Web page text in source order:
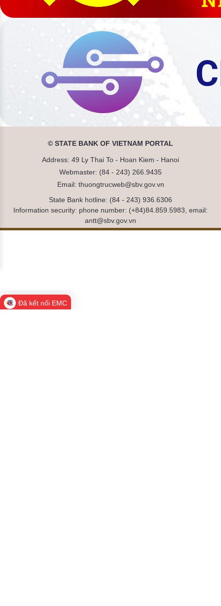
© STATE BANK OF VIETNAM PORTAL
Address: 49 Ly Thai To - Hoan Kiem - Hanoi
Webmaster: (84 - 243) 266.9435
Email: thuongtrucweb@sbv.gov.vn
State Bank hotline: (84 - 243) 936.6306
Information security: phone number: (+84)84.859.5983, email:
antt@sbv.gov.vn
Đã kết nối EMC